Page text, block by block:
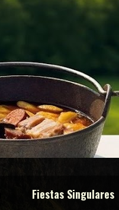
Fiestas Singulares